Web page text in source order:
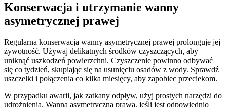
Konserwacja i utrzymanie wanny
asymetrycznej prawej
Regularna konserwacja wanny asymetrycznej prawej prolonguje jej
żywotność. Używaj delikatnych środków czyszczących, aby
uniknąć uszkodzeń powierzchni. Czyszczenie powinno odbywać
się co tydzień, skupiając się na usunięciu osadów z wody. Sprawdź
uszczelki i połączenia co kilka miesięcy, aby zapobiec przeciekom.
W przypadku awarii, jak zatkany odpływ, użyj prostych narzędzi do
udrożnienia. Wanna asymetryczna prawa, jeśli jest odpowiednio